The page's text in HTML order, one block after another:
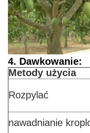
4. Dawkowanie:
Metody użycia
Rozpylać
nawadnianie